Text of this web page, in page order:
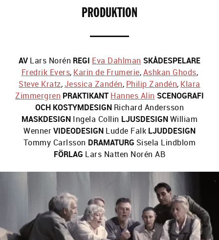
PRODUKTION
AV Lars Norén REGI Eva Dahlman SKÅDESPELARE
Fredrik Evers, Karin de Frumerie,Ashkan Ghods,
Steve Kratz,Jessica Zandén, Philip Zandén, Klara
Zimmergren PRAKTIKANT Hannes Alin SCENOGRAFI
OCH KOSTYMDESIGN Richard Andersson
MASKDESIGN Ingela Collin LJUSDESIGN William
WennerVIDEODESIGN Ludde Falk LJUDDESIGN
Tommy Carlsson DRAMATURG Sisela Lindblom
FÖRLAG Lars Natten Norén AB